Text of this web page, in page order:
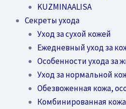
KUZMINAALISA
Секреты ухода
Уход за сухой кожей
Ежедневный уход за
Особенности ухода за
Уход за нормальной
Обезвоженная кожа,
Комбинированная